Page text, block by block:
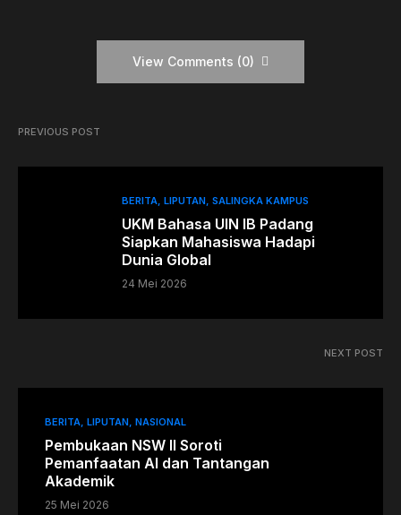
View Comments (0)
PREVIOUS POST
BERITA LIPUTAN SALINGKA KAMPUS
UKM Bahasa UIN IB Padang
Siapkan Mahasiswa Hadapi
Dunia Global
24 Mei 2026
NEXT POST
BERITA LIPUTAN NASIONAL
Pembukaan NSW II Soroti
Pemanfaatan AI dan Tantangan
Akademik
25 Mei 2026